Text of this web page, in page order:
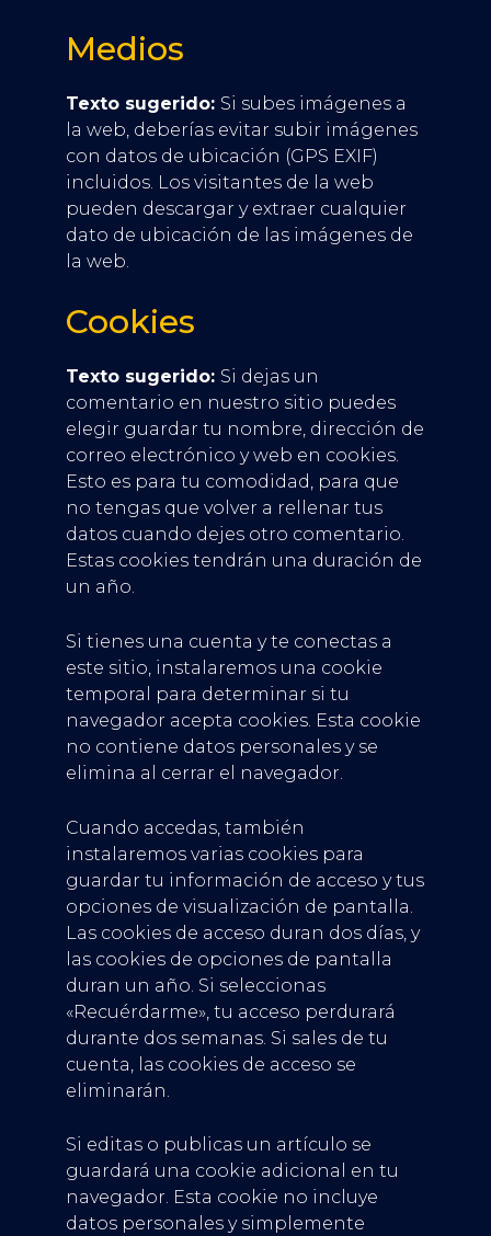
Medios
Texto sugerido: Si subes imágenes a
la web, deberías evitar subir imágenes
con datos de ubicación (GPS EXIF)
incluidos. Los visitantes de la web
pueden descargar y extraer cualquier
dato de ubicación de las imágenes de
la web.
Cookies
Texto sugerido: Si dejas un
comentario en nuestro sitio puedes
elegir guardar tu nombre, dirección de
correo electrónico y web en cookies.
Esto es para tu comodidad, para que
no tengas que volver a rellenar tus
datos cuando dejes otro comentario.
Estas cookies tendrán una duración de
un año.
Si tienes una cuenta y te conectas a
este sitio, instalaremos una cookie
temporal para determinar si tu
navegador acepta cookies. Esta cookie
no contiene datos personales y se
elimina al cerrar el navegador.
Cuando accedas, también
instalaremos varias cookies para
guardar tu información de acceso y tus
opciones de visualización de pantalla.
Las cookies de acceso duran dos días, y
las cookies de opciones de pantalla
duran un año. Si seleccionas
«Recuérdarme», tu acceso perdurará
durante dos semanas. Si sales de tu
cuenta, las cookies de acceso se
eliminarán.
Si editas o publicas un artículo se
guardará una cookie adicional en tu
navegador. Esta cookie no incluye
datos personales y simplemente